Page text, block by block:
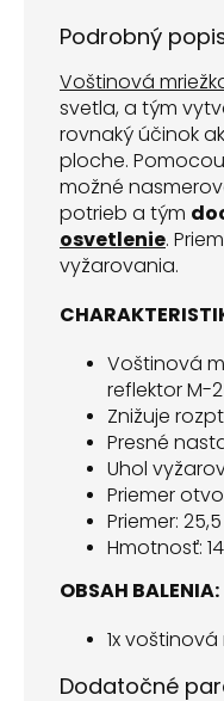
Podrobný
Voštinová
svetla, a tým
rovnaký účinok
ploche.
možné
potrieb a tým
osvetlenie.
vyžarovania.
Voštinová
reflektor M-
Znižuje
Presné
Uhol
Priemer
Priemer:
Hmotnosť:
OBSAH BALENIA:
1x voštinová
Dodatočné